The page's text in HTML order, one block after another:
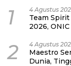
1 4 Agustus
Team Spirit
2026,
2 4 Agustus
Maestro
Dunia,